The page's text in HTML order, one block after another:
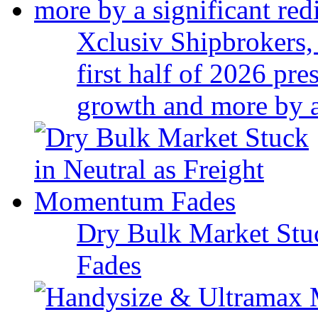
Xclusiv
first half of 2026
growth and more
Dry Bulk Market
Fades